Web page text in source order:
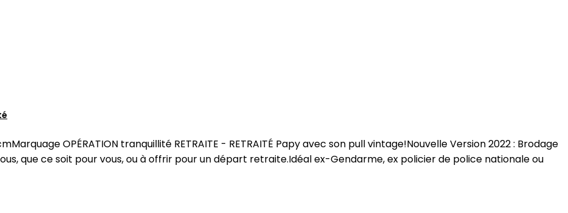
OPÉRATION tranquillité RETRAITE - RETRAITÉ Papy avec son pull vintage!Nouvelle Version 2022 : Brodage
que ce soit pour vous, ou à offrir pour un départ retraite.Idéal ex-Gendarme, ex policier de police nationale ou